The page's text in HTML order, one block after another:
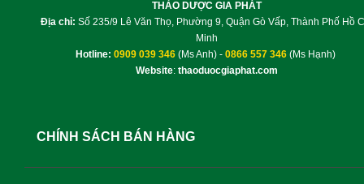
THẢO DƯỢC GIA PHÁT
Địa chỉ: Số 235/9 Lê Văn Thọ, Phường 9, Quận Gò Vấp, Thành Phố Hồ
Minh
Hotline: 0909 039 346 (Ms Anh) - 0866 557 346(Ms Hạnh)
Website: thaoduocgiaphat.com
CHÍNH SÁCH BÁN HÀNG